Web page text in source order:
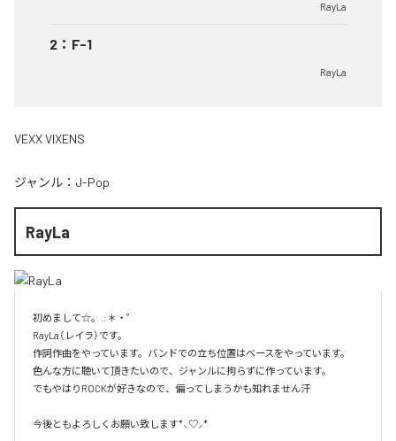
RayLa
2 ： F-1
RayLa
VEXX VIXENS
ジャンル： J-Pop
RayLa
初めまして☆。.:＊・゜
RayLa（レイラ）です。
作詞作曲をやっています。バンドでの立ち位置はベースをやっています。
色んな方に聴いて頂きたいので、ジャンルに拘らずに作っています。
でもやはりROCKが好きなので、偏ってしまうかも知れません汗
今後ともよろしくお願い致します*⸜♡⸝*